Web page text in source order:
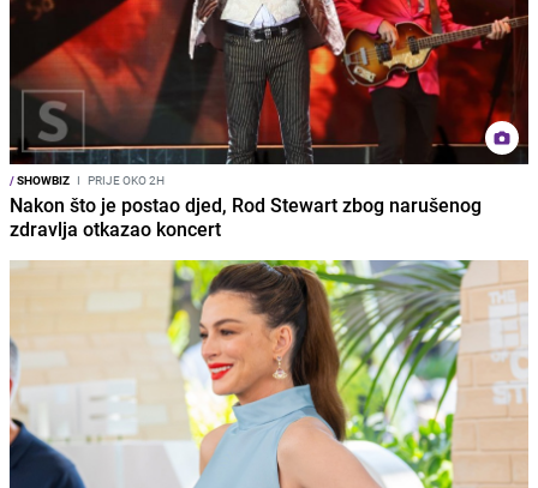
/SHOWBIZ I PRIJE OKO 2H
Nakon što je postao djed, Rod Stewart zbog narušenog
zdravlja otkazao koncert